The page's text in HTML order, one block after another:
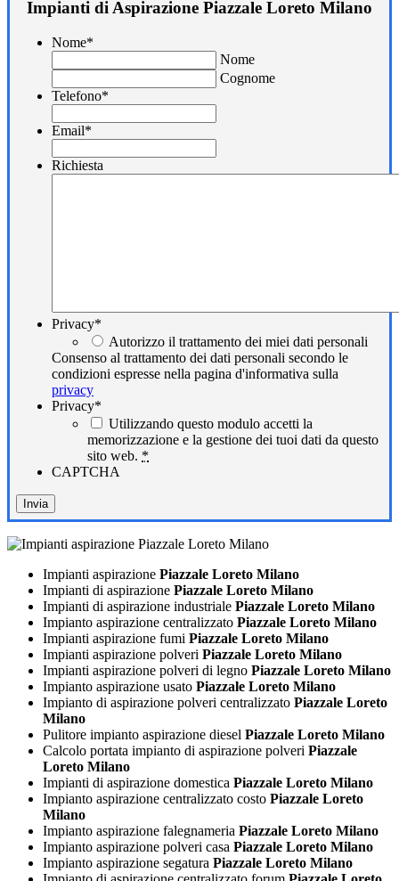
Impianti di Aspirazione Piazzale Loreto Milano
Nome*
Nome
Cognome
Telefono*
Email*
Richiesta
Privacy*
Autorizzo il trattamento dei miei dati personali
Consenso al trattamento dei dati personali secondo le
condizioni espresse nella pagina d'informativa sulla
privacy
Privacy*
Utilizzando questo modulo accetti la
memorizzazione e la gestione dei tuoi dati da questo
sito web. *
CAPTCHA
Impianti aspirazione Piazzale Loreto Milano
Impianti di aspirazione Piazzale Loreto Milano
Impianti di aspirazione industriale Piazzale Loreto Milano
Impianto aspirazione centralizzato Piazzale Loreto Milano
Impianti aspirazione fumi Piazzale Loreto Milano
Impianti aspirazione polveri Piazzale Loreto Milano
Impianti aspirazione polveri di legno Piazzale Loreto Milano
Impianto aspirazione usato Piazzale Loreto Milano
Impianto di aspirazione polveri centralizzato Piazzale Loreto
Milano
Pulitore impianto aspirazione diesel Piazzale Loreto Milano
Calcolo portata impianto di aspirazione polveri Piazzale
Loreto Milano
Impianti di aspirazione domestica Piazzale Loreto Milano
Impianto aspirazione centralizzato costo Piazzale Loreto
Milano
Impianto aspirazione falegnameria Piazzale Loreto Milano
Impianto aspirazione polveri casa Piazzale Loreto Milano
Impianto aspirazione segatura Piazzale Loreto Milano